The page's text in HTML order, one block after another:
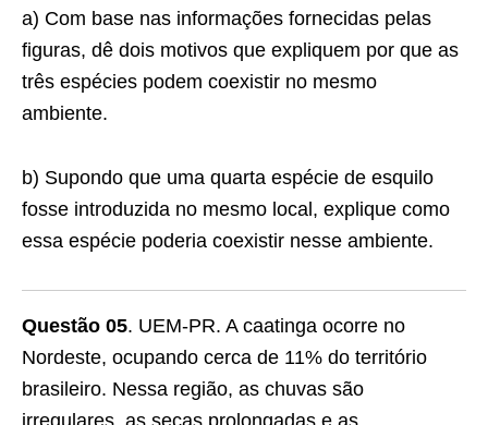
a) Com base nas informações fornecidas pelas
figuras, dê dois motivos que expliquem por que as
três espécies podem coexistir no mesmo
ambiente.
b) Supondo que uma quarta espécie de esquilo
fosse introduzida no mesmo local, explique como
essa espécie poderia coexistir nesse ambiente.
Questão 05. UEM-PR. A caatinga ocorre no
Nordeste, ocupando cerca de 11% do território
brasileiro. Nessa região, as chuvas são
irregulares, as secas prolongadas e as